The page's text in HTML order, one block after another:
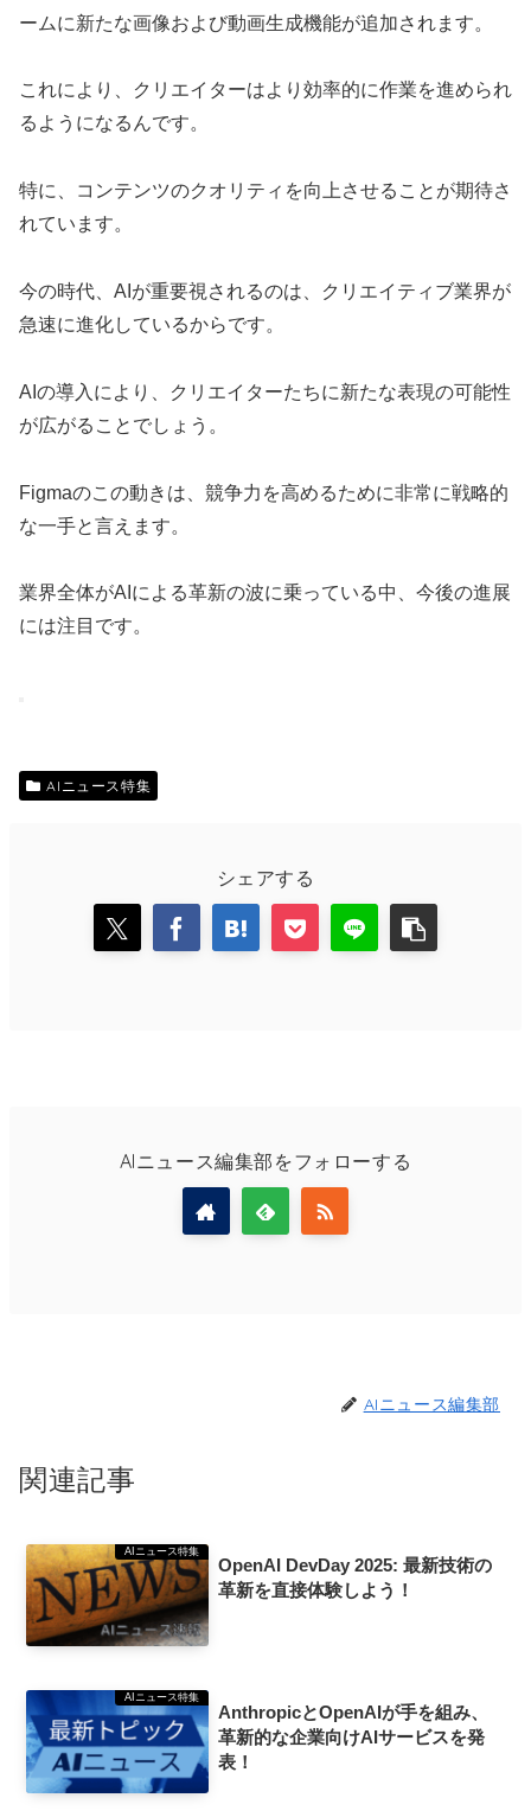
ームに新たな画像および動画生成機能が追加されます。
これにより、クリエイターはより効率的に作業を進められ
るようになるんです。
特に、コンテンツのクオリティを向上させることが期待さ
れています。
今の時代、AIが重要視されるのは、クリエイティブ業界が
急速に進化しているからです。
AIの導入により、クリエイターたちに新たな表現の可能性
が広がることでしょう。
Figmaのこの動きは、競争力を高めるために非常に戦略的
な一手と言えます。
業界全体がAIによる革新の波に乗っている中、今後の進展
には注目です。
AIニュース特集
シェアする
AIニュース編集部をフォローする
AIニュース編集部
関連記事
AIニュース特集
OpenAI DevDay 2025: 最新技術の
革新を直接体験しよう！
AIニュース特集
AnthropicとOpenAIが手を組み、
革新的な企業向けAIサービスを発
表！